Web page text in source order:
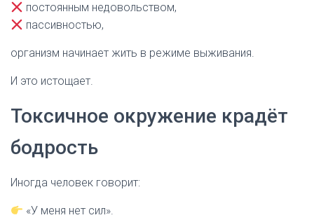
постоянным недовольством,
пассивностью,
организм начинает жить в режиме выживания.
И это истощает.
Токсичное окружение крадёт
бодрость
Иногда человек говорит:
«У меня нет сил».